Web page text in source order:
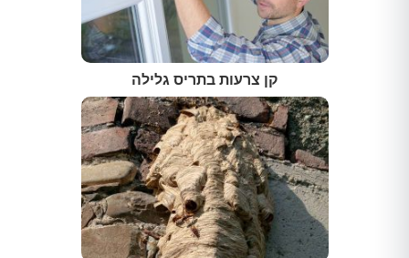
קן צרעות בתריס גלילה